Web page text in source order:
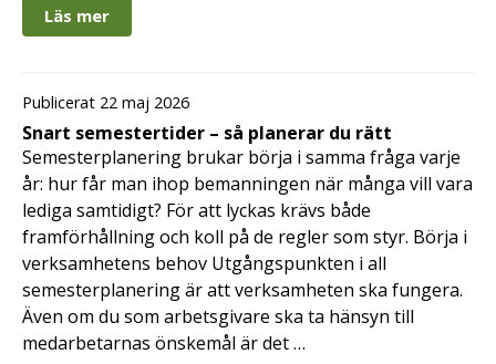
Läs mer
Publicerat 22 maj 2026
Snart semestertider – så planerar du rätt
Semesterplanering brukar börja i samma fråga varje
år: hur får man ihop bemanningen när många vill vara
lediga samtidigt? För att lyckas krävs både
framförhållning och koll på de regler som styr. Börja i
verksamhetens behov Utgångspunkten i all
semesterplanering är att verksamheten ska fungera.
Även om du som arbetsgivare ska ta hänsyn till
medarbetarnas önskemål är det …